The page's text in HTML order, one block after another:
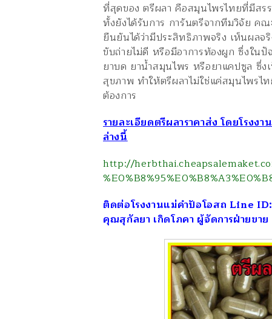
ที่สุดของ ตรีผลา คือสมุนไพรไทยที่มีสร
ทั้งยังได้รับการ การันตรีจากทีมวิจัย ค
ยืนยันได้ว่ามีประสิทธิภาพจริง เห็นผลจ
ขับถ่ายไม่ดี หรือมีอาการท้องผูก ซึ่งใน
ยาบด ยาน้ำสมุนไพร หรือยาแคปซูล ซึ่
สุขภาพ ทำให้ตรีผลาไม่ใช่แค่สมุนไพรไ
ต้องการ
รายละเอียดตรีผลาราคาส่ง โดยโรง
ล่างนี้
http://
ติดต่อโรงงานแม่คำปัอโอสถ Line
คุณสุกัลยา เกิดโภคา ผู้จัดการฝ่ายขาย